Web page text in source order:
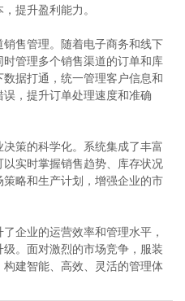
提升盈利能力。
售管理。随着电子商务和线下
管理多个销售渠道的订单和库
据打通，统一管理客户信息和
，提升订单处理速度和准确
策的科学化。系统集成了丰富
实时掌握销售趋势、库存状况
略和生产计划，增强企业的市
企业的运营效率和管理水平，
。面对激烈的市场竞争，服装
建智能、高效、灵活的管理体